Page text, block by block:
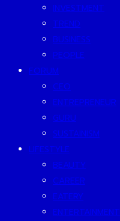
INVESTMENT
TREND
BUSINESS
PEOPLE
FORUM
CEO
ENTREPRENEUR
GURU
SUSTAINISM
LIFESTYLE
BEAUTY
CAREER
EATERY
ENTERTAINMENT